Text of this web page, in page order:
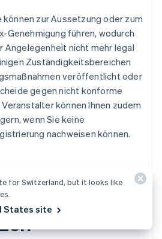
zur Aussetzung oder zum
Genehmigung führen, wodurch
Angelegenheit nicht mehr legal
Zuständigkeitsbereichen
veröffentlicht oder
gegen nicht konforme
können Ihnen zudem
wenn Sie keine
nachweisen können.
Tax Sie
for Switzerland, but it looks like
States site